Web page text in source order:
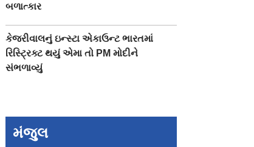
લંડનમાં દેખાયો ૧૦ વર્ષ
બળાત્કાર
કેજરીવાલનું ઇન્સ્ટા એકાઉન્ટ ભારતમાં
રિસ્ટ્રિક્ટ થયું એમા તો PM મોદીને
સંભળાવ્યું
મંજુલ